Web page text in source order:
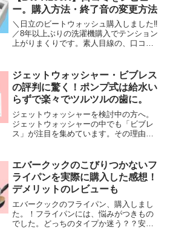
ー。購入方法・終了音の変更方法
＼日立のビートウォッシュ購入しました‼︎
／8年以上ぶりの洗濯機購入でテンション
上がりまくりです。素人目線の、口コミ
す。【日立】洗濯機公式サイトBW-
X100KとBW-Vread more
ジェットウォッシャー・ビブレス
の評判に驚く！ポンプ式は給水い
らずで楽々でツルツルの歯に。
ジェットウォッシャーを検討中の方へ。
ジェットウォッシャーの中でも「ビブレ
ス」が注目を集めています。その理由
が5200件以上ある中でも星４.5以上と超
高評価商品だからでread more
エバークックのこびりつかないフ
ライパンを実際に購入した感想！
デメリットのレビューも
エバークックのフライパン、購入しまし
た。！フライパンには、悩みがつきもの
でした。どっちのタイプか迷う？？安い